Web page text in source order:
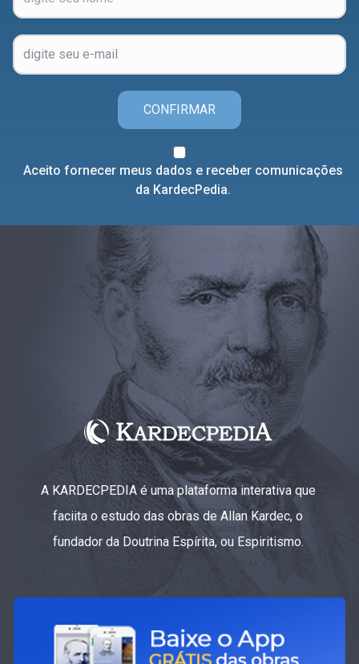
CONFIRMAR
Aceito fornecer meus dados e receber comunicações
da KardecPedia.
A KARDECPEDIA é uma plataforma interativa que
faciita o estudo das obras de Allan Kardec, o
fundador da Doutrina Espírita, ou Espiritismo.